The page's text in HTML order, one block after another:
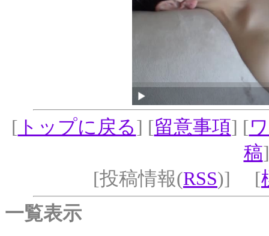
[ トップに戻る] [留意事項] [
稿
[投稿情報(RSS)] [
一覧表示